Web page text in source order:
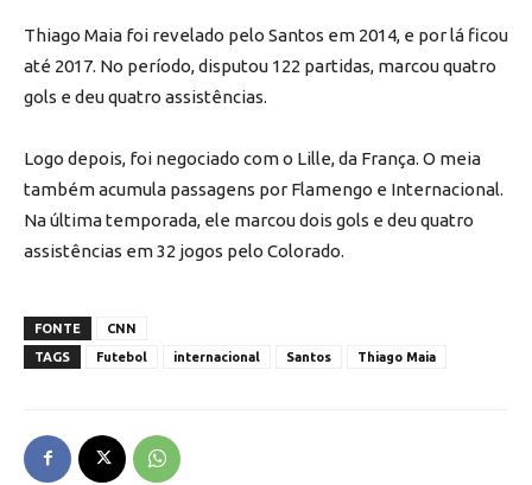
Thiago Maia foi revelado pelo Santos em 2014, e por lá ficou
até 2017. No período, disputou 122 partidas, marcou quatro
gols e deu quatro assistências.
Logo depois, foi negociado com o Lille, da França. O meia
também acumula passagens por Flamengo e Internacional.
Na última temporada, ele marcou dois gols e deu quatro
assistências em 32 jogos pelo Colorado.
FONTE
CNN
TAGS
Futebol internacional Santos Thiago Maia